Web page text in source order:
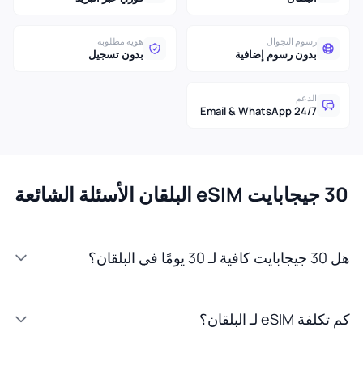
رسوم التجوال
بدون رسوم إضافية
هوية مطلوبة
بدون تسجيل
الدعم
24/7 Email & WhatsApp
30 جيجابايت eSIM البلقان الأسئلة الشائعة
هل 30 جيجابايت كافية لـ 30 يومًا في البلقان؟
كم تكلفة eSIM لـ البلقان؟